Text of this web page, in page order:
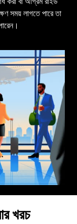
সময় লাগতে পারে তা
খরচ